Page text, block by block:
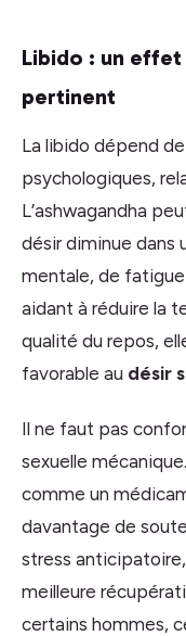
Libido : un
pertinent
La libido dépend
psychologiques,
L’ashwagandha
désir diminue dans
mentale, de fatigue
aidant à réduire la
qualité du repos,
favorable au désir
Il ne faut pas
sexuelle
comme un
davantage de
stress
meilleure
certains hommes,